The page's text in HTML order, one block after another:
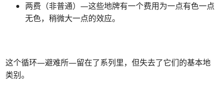
两费（非普通）—这些地牌有一个费用为一点有色一点
无色，稍微大一点的效应。
这个循环—避难所—留在了系列里，但失去了它们的基本地
类别。